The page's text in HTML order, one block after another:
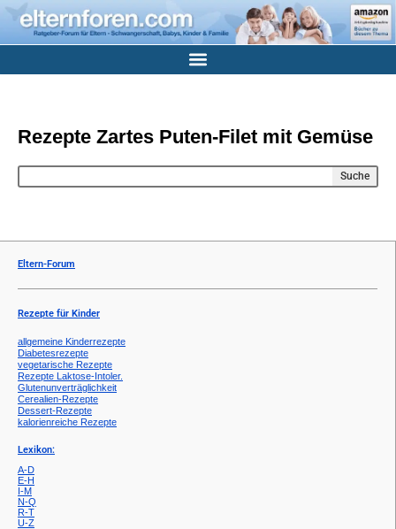
Rezepte Zartes Puten-Filet mit Gemüse
Suche
Eltern-Forum
Rezepte für Kinder
allgemeine Kinderrezepte
Diabetesrezepte
vegetarische Rezepte
Rezepte Laktose-Intoler.
Glutenunverträglichkeit
Cerealien-Rezepte
Dessert-Rezepte
kalorienreiche Rezepte
Lexikon:
A-D
E-H
I-M
N-Q
R-T
U-Z